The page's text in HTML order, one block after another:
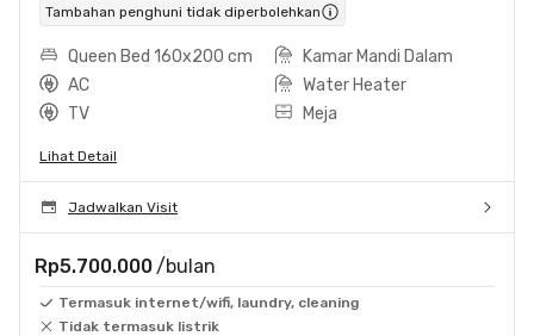
Tambahan penghuni tidak diperbolehkan
Queen Bed 160x200 cm
Kamar Mandi Dalam
AC
Water Heater
TV
Meja
Lihat Detail
Jadwalkan Visit
Rp5.700.000 /bulan
Termasuk internet/wifi, laundry, cleaning
Tidak termasuk listrik